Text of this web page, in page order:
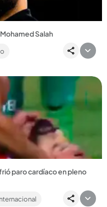
Salah
su vínculo en este 2025....
Noticia
paro cardíaco en pleno